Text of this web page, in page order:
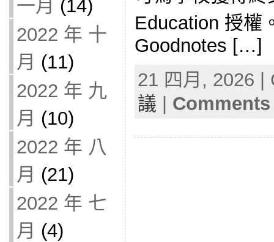
一月 (14)
2022 年 十
月 (11)
2022 年 九
月 (10)
2022 年 八
月 (21)
2022 年 七
月 (4)
Education 授權
Goodnotes […]
21 四月, 2026
議 |